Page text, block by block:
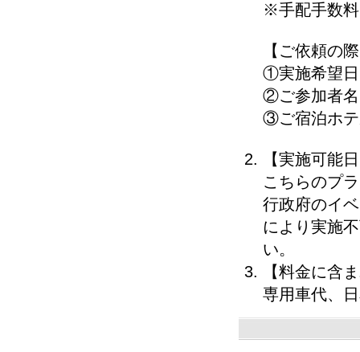
※手配手数
【ご依頼の
①実施希望日
②ご参加者
③ご宿泊ホテ
【実施可能
こちらのプ
行政府のイ
により実施
い。
【料金に含
専用車代、